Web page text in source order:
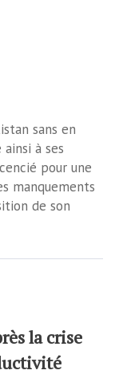
sans en
à ses
pour une
manquements
de son
la crise